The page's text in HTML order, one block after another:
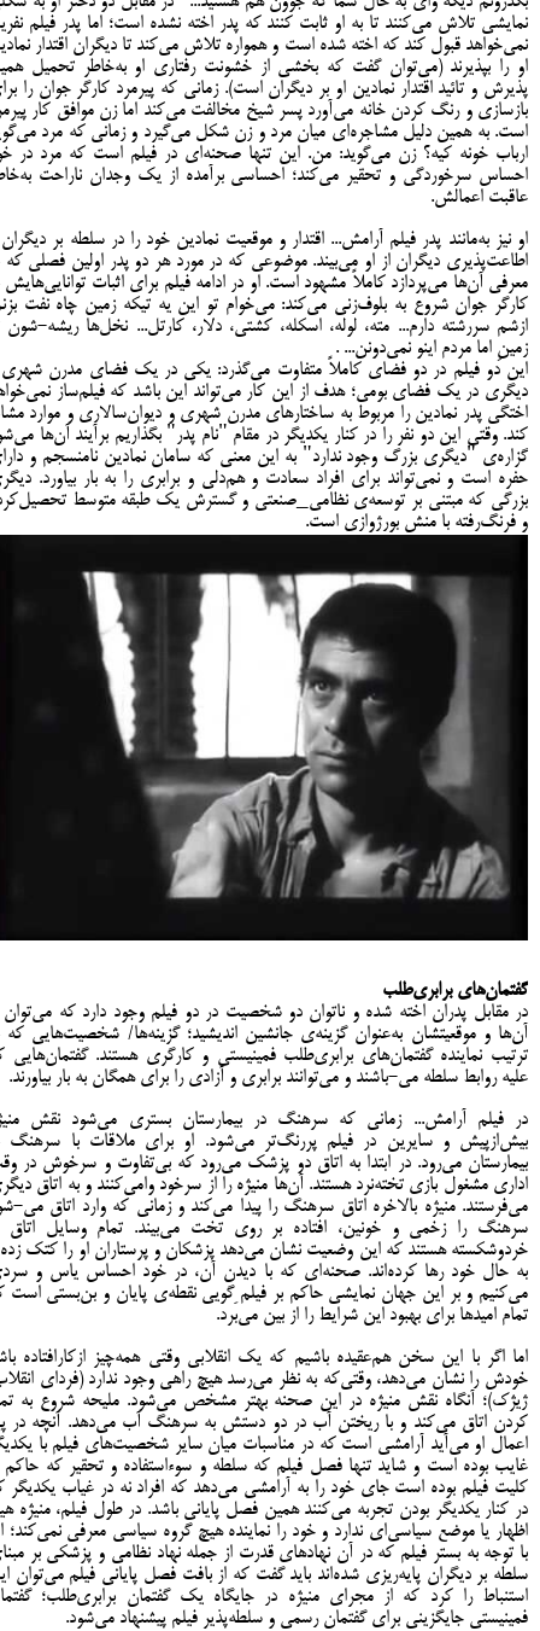
نمایشی تلاش می‌کنند تا به او ثابت کنند که پدر اخته نشده است؛ اما پدر فیلم
نمی‌خواهد قبول کند که اخته شده است و همواره تلاش می‌کند تا دیگران اقتدار
او را بپذیرند (می‌توان گفت که بخشی از خشونت رفتاری او به‌خاطر تحمیل
پذیرش و تائید اقتدار نمادین او بر دیگران است). زمانی که پیرمرد کارگر جوان را
بازسازی و رنگ کردن خانه می‌آورد پسر شیخ مخالفت می‌کند اما زن موافق کار
است. به همین دلیل مشاجره‌ای میان مرد و زن شکل می‌گیرد و زمانی که مرد
ارباب خونه کیه؟ زن می‌گوید: من. این تنها صحنه‌ای در فیلم است که مرد در
احساس سرخوردگی و تحقیر می‌کند؛ احساسی برآمده از یک وجدان ناراحت
عاقبت اعمالش.
او نیز به‌مانند پدر فیلم آرامش... اقتدار و موقعیت نمادین خود را در سلطه بر
اطاعت‌پذیری دیگران از او می‌بیند. موضوعی که در مورد هر دو پدر اولین فصلی که
معرفی آن‌ها می‌پردازد کاملاً مشهود است. او در ادامه فیلم برای اثبات توانایی‌هایش
کارگر جوان شروع به بلوف‌زنی می‌کند: می‌خوام تو این یه تیکه زمین چاه نفت
ازشم سررشته دارم... مته، لوله، اسکله، کشتی، دلار، کارتل... نخل‌ها ریشه-شون
زمینِ اما مردم اینو نمی‌دونن... .
این دو فیلم در دو فضای کاملاً متفاوت می‌گذرد: یکی در یک فضای مدرن
دیگری در یک فضای بومی؛ هدف از این کار می‌تواند این باشد که فیلم‌ساز
اختگی پدر نمادین را مربوط به ساختارهای مدرن شهری و دیوان‌سالاری و موارد
کند. وقتی این دو نفر را در کنار یکدیگر در مقام "نام پدر" بگذاریم برآیند آن‌ها
گزاره‌ی "دیگری بزرگ وجود ندارد" به این معنی که سامان نمادین نامنسجم و
حفره است و نمی‌تواند برای افراد سعادت و هم‌دلی و برابری را به بار بیاورد.
بزرگی که مبتنی بر توسعه‌ی نظامی_صنعتی و گسترش یک طبقه متوسط
و فرنگ‌رفته با منش بورژوازی است.
گفتمان‌های برابری‌طلب
در مقابل پدران اخته شده و ناتوان دو شخصیت در دو فیلم وجود دارد که می‌توان
آن‌ها و موقعیتشان به‌عنوان گزینه‌ی جانشین اندیشید؛ گزینه‌ها/ شخصیت‌هایی که
ترتیب نماینده گفتمان‌های برابری‌طلب فمینیستی و کارگری هستند. گفتمان‌هایی
علیه روابط سلطه می-باشند و می‌توانند برابری و آزادی را برای همگان به بار بیاورند.
در فیلم آرامش... زمانی که سرهنگ در بیمارستان بستری می‌شود نقش
بیش‌ازپیش و سایرین در فیلم پررنگ‌تر می‌شود. او برای ملاقات با سرهنگ
بیمارستان می‌رود. در ابتدا به اتاق دو پزشک می‌رود که بی‌تفاوت و سرخوش در
اداری مشغول بازی تخته‌نرد هستند. آن‌ها منیژه را از سرخود وا‌می‌کنند و به اتاق
می‌فرستند. منیژه بالاخره اتاق سرهنگ را پیدا می‌کند و زمانی که وارد اتاق می-
سرهنگ را زخمی و خونین، افتاده بر روی تخت می‌بیند. تمام وسایل اتاق
خردوشکسته هستند که این وضعیت نشان می‌دهد پزشکان و پرستاران او را کتک
به حال خود رها کرده‌اند. صحنه‌ای که با دیدن آن، در خود احساس یاس و
می‌کنیم و بر این جهان نمایشی حاکم بر فیلم گویی نقطه‌ی پایان و بن‌بستی است
تمام امیدها برای بهبود این شرایط را از بین می‌بَرد.
اما اگر با این سخن هم‌عقیده باشیم که یک انقلابی وقتی همه‌چیز ازکارافتاده
خودش را نشان می‌دهد، وقتی‌که به نظر می‌رسد هیچ راهی وجود ندارد (فردای
ژیژک)؛ آنگاه نقش منیژه در این صحنه بهتر مشخص می‌شود. ملیحه شروع به
کردن اتاق می‌کند و با ریختن آب در دو دستش به سرهنگ آب می‌دهد. آنچه در
اعمال او می‌آید آرامشی است که در مناسبات میان سایر شخصیت‌های فیلم با
غایب بوده است و شاید تنها فصل فیلم که سلطه و سوءاستفاده و تحقیر که حاکم
کلیت فیلم بوده است جای خود را به آرامشی می‌دهد که افراد نه در غیاب یکدیگر
در کنار یکدیگر بودن تجربه می‌کنند همین فصل پایانی باشد. در طول فیلم، منیژه
اظهار یا موضع سیاسی‌ای ندارد و خود را نماینده هیچ گروه سیاسی معرفی نمی‌کند؛
با توجه به بستر فیلم که در آن نهادهای قدرت از جمله نهاد نظامی و پزشکی بر
سلطه بر دیگران پایه‌ریزی شده‌اند باید گفت که از بافت فصل پایانی فیلم می‌توان
استنباط را کرد که از مجرای منیژه در جایگاه یک گفتمان برابری‌طلب؛
فمینیستی جایگزینی برای گفتمان رسمی و سلطه‌پذیر فیلم پیشنهاد می‌شود.